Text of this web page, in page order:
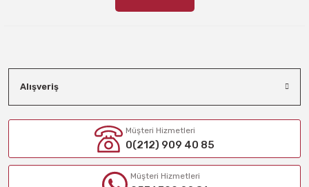
Alışveriş
Müşteri Hizmetleri
0(212) 909 40 85
Müşteri Hizmetleri